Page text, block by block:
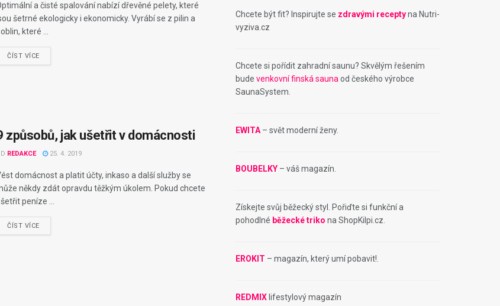
a čisté spalování nabízí dřevěné pelety, které
šetrné ekologicky i ekonomicky. Vyrábí se z pilin a
které ...
ČÍST VÍCE
způsobů, jak ušetřit v domácnosti
REDAKCE 25. 4. 2019
domácnost a platit účty, inkaso a další služby se
někdy zdát opravdu těžkým úkolem. Pokud chcete
peníze ...
ČÍST VÍCE
Chcete být fit? Inspirujte se zdravými receptyna Nutri-
vyziva.cz
Chcete si pořídit zahradní saunu? Skvělým řešením
bude venkovní finská sauna od českého výrobce
SaunaSystem.
EWITA – svět moderní ženy.
BOUBELKY – váš magazín.
Získejte svůj běžecký styl. Pořiďte si funkční a
pohodlné běžecké triko na ShopKilpi.cz.
EROKIT – magazín, který umí pobavit!.
REDMIX lifestylový magazín